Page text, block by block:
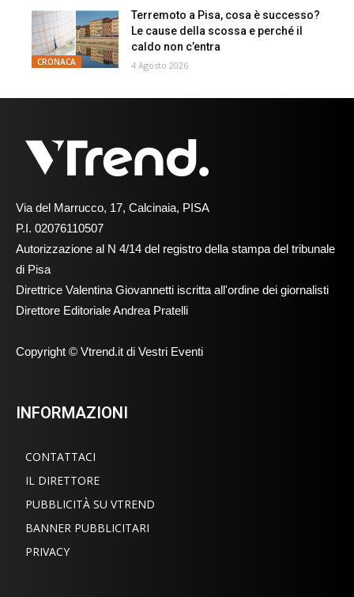
CRONACA
Terremoto a Pisa, cosa è successo?
Le cause della scossa e perché il
caldo non c’entra
4 Agosto 2026
Via del Marrucco, 17, Calcinaia, PISA
P.I. 02076110507
Autorizzazione al N 4/14 del registro della stampa del tribunale
di Pisa
Direttrice Valentina Giovannetti iscritta all'ordine dei giornalisti
Direttore Editoriale Andrea Pratelli
Copyright © Vtrend.it di Vestri Eventi
INFORMAZIONI
CONTATTACI
IL DIRETTORE
PUBBLICITÀ SU VTREND
BANNER PUBBLICITARI
PRIVACY